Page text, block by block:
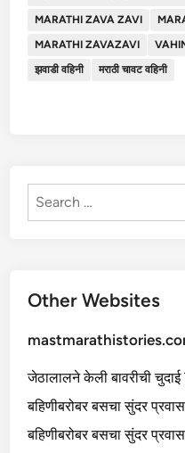
MARATHI ZAVA ZAVI
MARATHI ZAVAZAVI
झवाडी वहिनी
मराठी चावट वहिनी
Search
Other Websites
जेठालालने केली बावरीची
बहिणीबरोबर बसचा सुंदर
बहिणीबरोबर बसचा सुंदर